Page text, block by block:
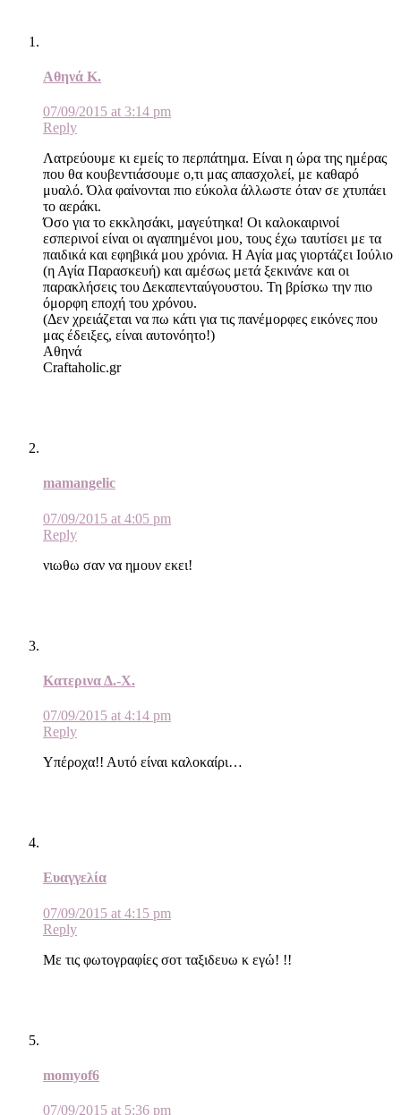
Αθηνά Κ.
07/09/2015 at 3:14 pm
Reply
Λατρεύουμε κι εμείς το περπάτημα. Είναι η ώρα της ημέρας
που θα κουβεντιάσουμε ο,τι μας απασχολεί, με καθαρό
μυαλό. Όλα φαίνονται πιο εύκολα άλλωστε όταν σε χτυπάει
το αεράκι.
Όσο για το εκκλησάκι, μαγεύτηκα! Οι καλοκαιρινοί
εσπερινοί είναι οι αγαπημένοι μου, τους έχω ταυτίσει με τα
παιδικά και εφηβικά μου χρόνια. Η Αγία μας γιορτάζει Ιούλιο
(η Αγία Παρασκευή) και αμέσως μετά ξεκινάνε και οι
παρακλήσεις του Δεκαπενταύγουστου. Τη βρίσκω την πιο
όμορφη εποχή του χρόνου.
(Δεν χρειάζεται να πω κάτι για τις πανέμορφες εικόνες που
μας έδειξες, είναι αυτονόητο!)
Αθηνά
Craftaholic.gr
mamangelic
07/09/2015 at 4:05 pm
Reply
νιωθω σαν να ημουν εκει!
Κατερινα Δ.-Χ.
07/09/2015 at 4:14 pm
Reply
Υπέροχα!! Αυτό είναι καλοκαίρι…
Ευαγγελία
07/09/2015 at 4:15 pm
Reply
Με τις φωτογραφίες σοτ ταξιδευω κ εγώ! !!
momyof6
07/09/2015 at 5:36 pm